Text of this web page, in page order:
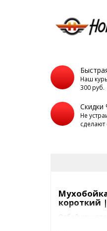
Наш
300 руб.
Скидки
Не
сделают
Мухобойка
короткий
Отбойник